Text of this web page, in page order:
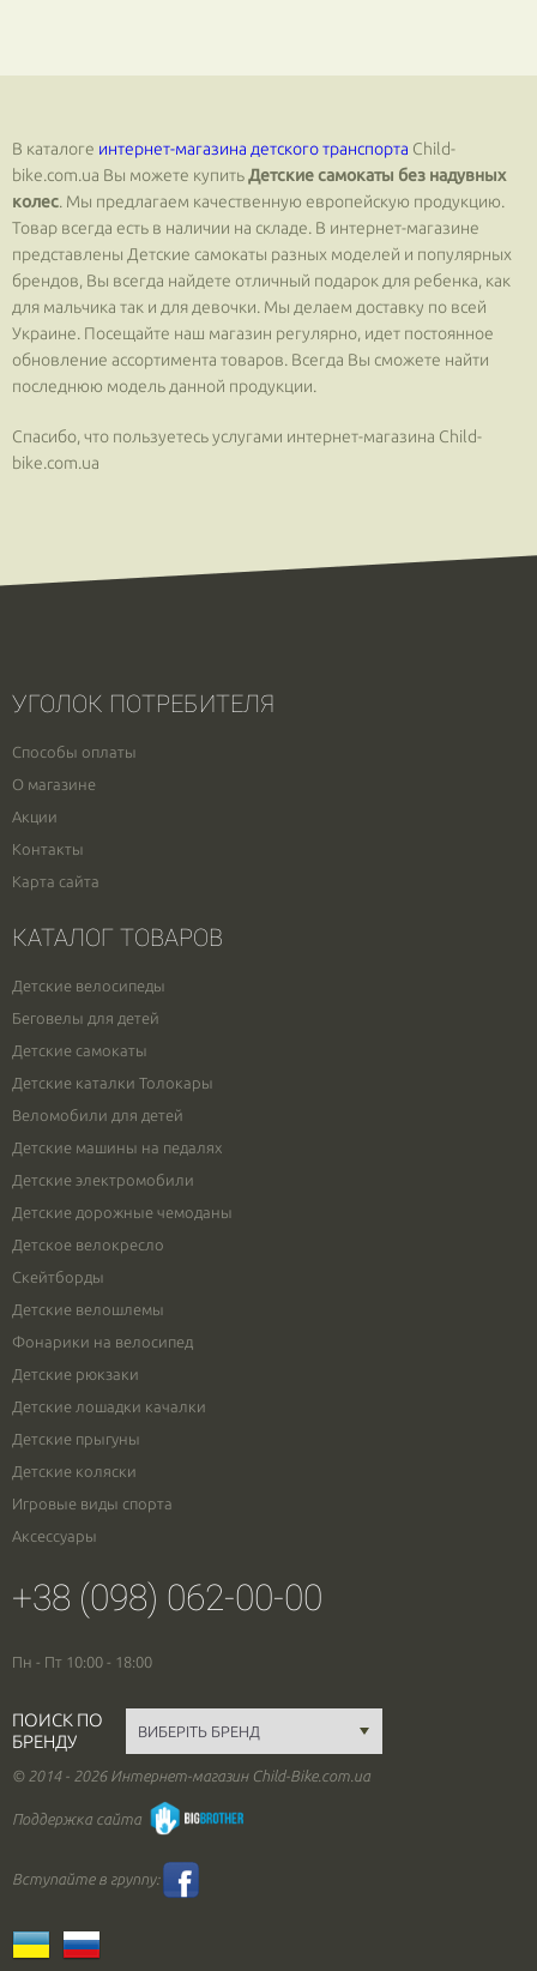
В каталоге интернет-магазина детского транспорта Сhild-
bike.com.ua Вы можете купитьДетские самокаты без надувных
колес. Мы предлагаем качественную европейскую продукцию.
Товар всегда есть в наличии на складе. В интернет-магазине
представлены Детские самокаты разных моделей и популярных
брендов, Вы всегда найдете отличный подарок для ребенка, как
для мальчика так и для девочки. Мы делаем доставку по всей
Украине. Посещайте наш магазин регулярно, идет постоянное
обновление ассортимента товаров. Всегда Вы сможете найти
последнюю модель данной продукции.
Спасибо, что пользуетесь услугами интернет-магазина Сhild-
bike.com.ua
УГОЛОК ПОТРЕБИТЕЛЯ
Способы оплаты
О магазине
Акции
Контакты
Карта сайта
КАТАЛОГ ТОВАРОВ
Детские велосипеды
Беговелы для детей
Детские самокаты
Детские каталки Толокары
Веломобили для детей
Детские машины на педалях
Детские электромобили
Детские дорожные чемоданы
Детское велокресло
Скейтборды
Детские велошлемы
Фонарики на велосипед
Детские рюкзаки
Детские лошадки качалки
Детские прыгуны
Детские коляски
Игровые виды спорта
Аксессуары
+38 (098) 062-00-00
Пн - Пт 10:00 - 18:00
ПОИСК ПО
БРЕНДУ
© 2014 - 2026 Интернет-магазин Child-Bike.com.ua
Поддержка сайта
Вступайте в группу: